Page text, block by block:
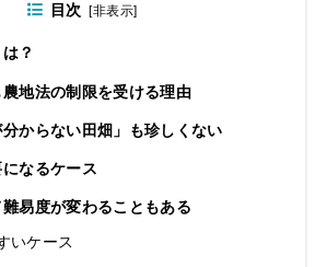
目次 [非表示]
？
地法の制限を受ける理由
からない田畑」も珍しくない
なるケース
易度が変わることもある
いケース